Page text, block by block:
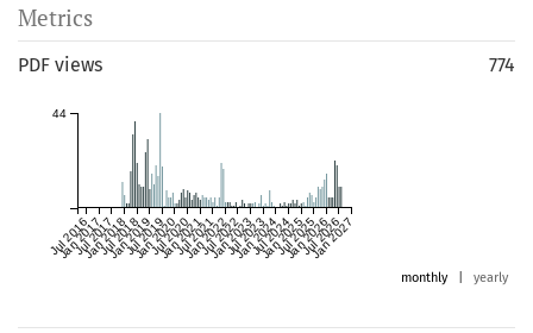
Metrics
PDF views 774
Jul 2016
Jan 2017
Jul 2017
Jan 2018
Jul 2018
Jan 2019
Jul 2019
Jan 2020
Jul 2020
Jan 2021
Jul 2021
Jan 2022
Jul 2022
Jan 2023
Jul 2023
Jan 2024
Jul 2024
Jan 2025
Jul 2025
Jan 2026
Jul 2026
Jan 2027
44
monthly yearly